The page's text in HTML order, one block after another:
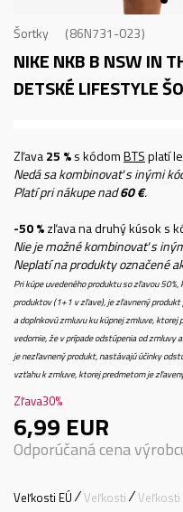
Šortky 86N731-023
NIKE NKB B NSW IN
DETSKÉ LIFESTYLE
Zľava25 %s kódomBTSplatí
Nedá sa kombinovať s inými
Platí pri nákupe nad60 €.
-50 %zľava na druhý kúsok s
Nie je možné kombinovať s
Neplatí na produkty označené
Pri kúpe uvedeného produktu so zľavou
produktov (1+1 v zľave), je zľavnený
a doplnkovú zmluvu ku kúpnej zmluve, ktorej
vedomie, že v prípade odstúpenia od
je nezľavnený produkt, nastávajú účinky
vzťahu k zmluve, ktorej predmetom je
Zľava30%
6,99 EUR
Odporúčaná cena
Veľkosti EÚ Veľkosti Veľkosti